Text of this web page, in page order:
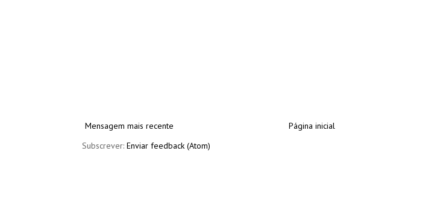
Mensagem mais recente
Página inicial
Subscrever: Enviar feedback (Atom)